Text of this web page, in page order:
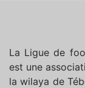
La Ligue de
est une
la wilaya de